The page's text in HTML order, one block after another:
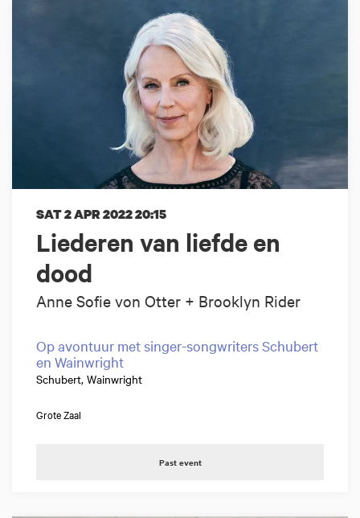
Liederen van liefde en
dood
Anne Sofie von Otter + Brooklyn Rider
SAT 2 APR 202220:15
Op avontuur met singer-songwriters Schubert
en Wainwright
Schubert, Wainwright
Grote Zaal
Past event